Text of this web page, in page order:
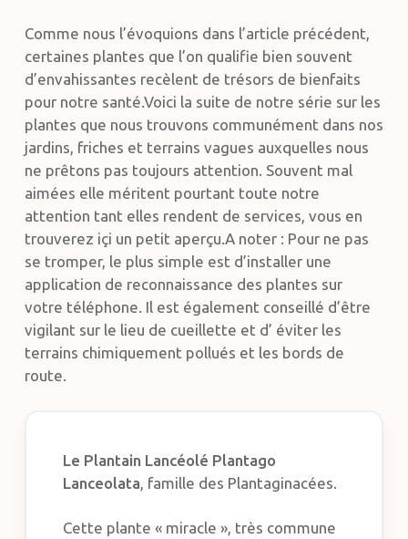
Comme nous l’évoquions dans l’article précédent,
certaines plantes que l’on qualifie bien souvent
d’envahissantes recèlent de trésors de bienfaits
pour notre santé.Voici la suite de notre série sur les
plantes que nous trouvons communément dans nos
jardins, friches et terrains vagues auxquelles nous
ne prêtons pas toujours attention. Souvent mal
aimées elle méritent pourtant toute notre
attention tant elles rendent de services, vous en
trouverez içi un petit aperçu.A noter : Pour ne pas
se tromper, le plus simple est d’installer une
application de reconnaissance des plantes sur
votre téléphone. Il est également conseillé d’être
vigilant sur le lieu de cueillette et d’ éviter les
terrains chimiquement pollués et les bords de
route.
Le Plantain Lancéolé Plantago
Lanceolata, famille des Plantaginacées.
Cette plante « miracle », très commune